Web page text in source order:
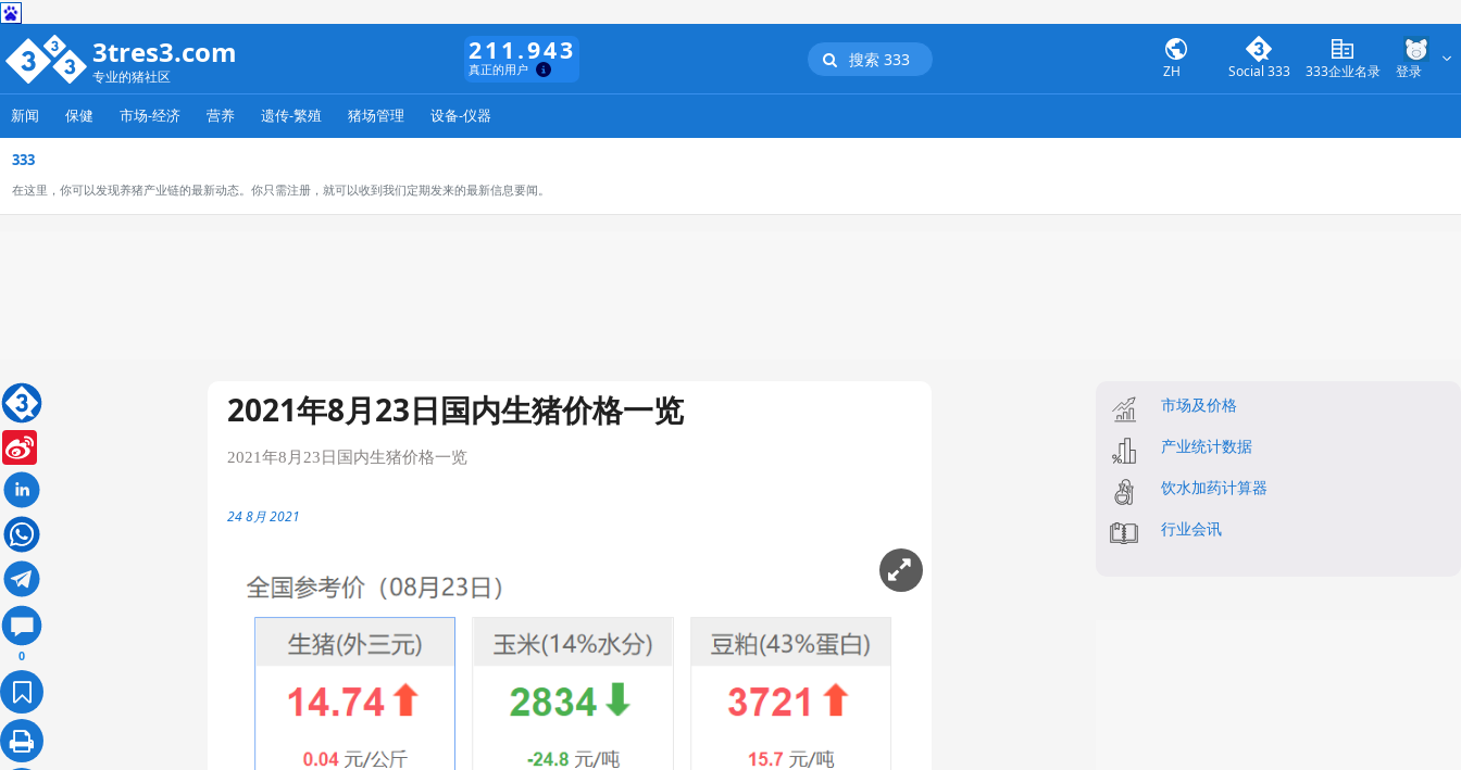
3tres3.com
专业的猪社区
211.943
真正的用户
搜索 333
ZH Social 333 333企业名录 登录
新闻 保健 市场-经济 营养 遗传-繁殖 猪场管理 设备-仪器
333
在这里，你可以发现养猪产业链的最新动态。你只需注册，就可以收到我们定期发来的最新信息要闻。
0
2021年8月23日国内生猪价格一览
2021年8月23日国内生猪价格一览
24 8月 2021
市场及价格
产业统计数据
饮水加药计算器
行业会讯